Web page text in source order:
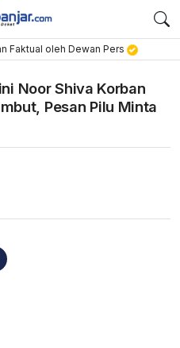
Faktual oleh Dewan Pers
Noor Shiva Korban
Pesan Pilu Minta